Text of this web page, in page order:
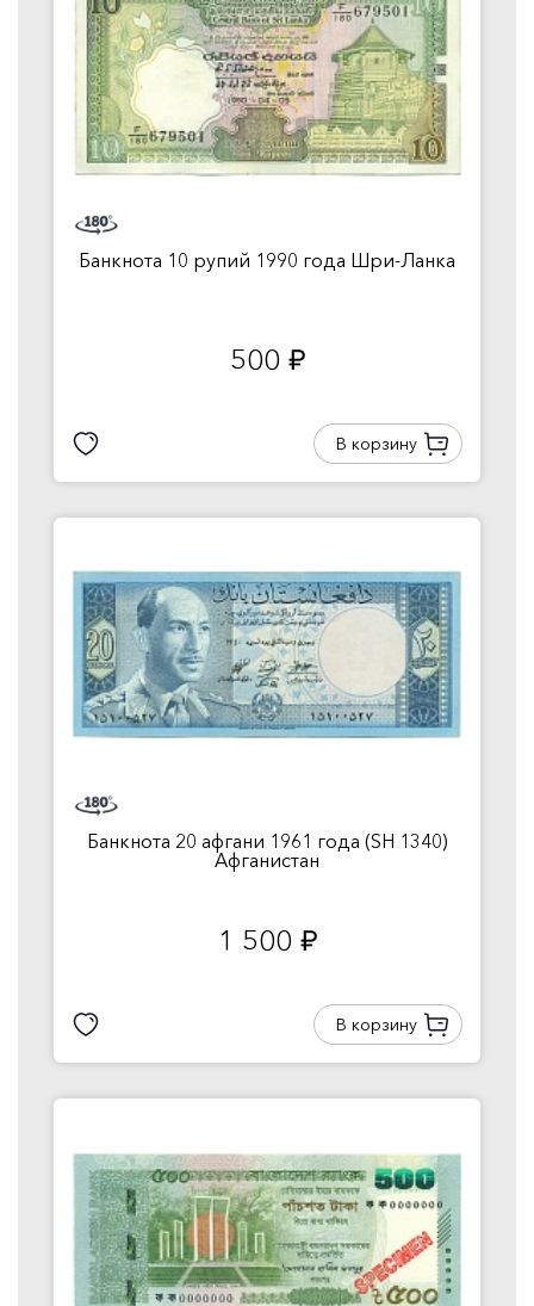
Банкнота 10 рупий 1990 года Шри-Ланка
500 руб.
В корзину
Банкнота 20 афгани 1961 года (SH 1340)
Афганистан
1 500 руб.
В корзину